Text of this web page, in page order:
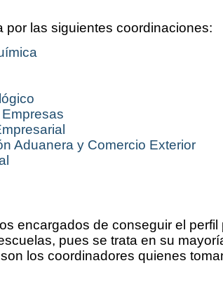
las siguientes coordinaciones:
Aduanera y Comercio Exterior
encargados de conseguir el
pues se trata en su
los coordinadores quienes